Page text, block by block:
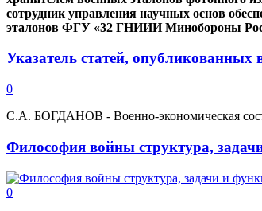
сотрудник управления научных основ
эталонов ФГУ «32 ГНИИИ Минобороны
Указатель статей,
0
С.А. БОГДАНОВ - Военно-экономическая
Философия войны структура,
0